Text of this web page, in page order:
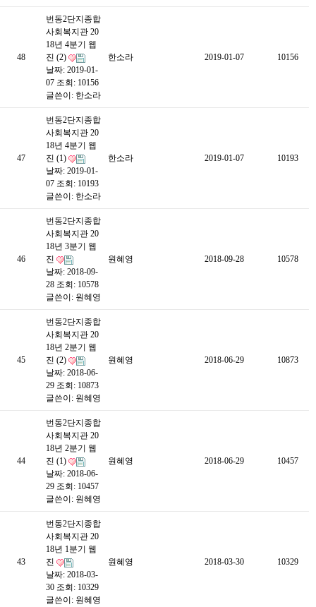
48
번동2단지종합
사회복지관 20
18년 4분기 웹
진 (2)
날짜: 2019-01-
07 조회: 10156
글쓴이: 한소라
한소라 2019-01-07 10156
47
번동2단지종합
사회복지관 20
18년 4분기 웹
진 (1)
날짜: 2019-01-
07 조회: 10193
글쓴이: 한소라
한소라 2019-01-07 10193
46
번동2단지종합
사회복지관 20
18년 3분기 웹
진
날짜: 2018-09-
28 조회: 10578
글쓴이: 원혜영
원혜영 2018-09-28 10578
45
번동2단지종합
사회복지관 20
18년 2분기 웹
진 (2)
날짜: 2018-06-
29 조회: 10873
글쓴이: 원혜영
원혜영 2018-06-29 10873
44
번동2단지종합
사회복지관 20
18년 2분기 웹
진 (1)
날짜: 2018-06-
29 조회: 10457
글쓴이: 원혜영
원혜영 2018-06-29 10457
43
번동2단지종합
사회복지관 20
18년 1분기 웹
진
날짜: 2018-03-
30 조회: 10329
글쓴이: 원혜영
원혜영 2018-03-30 10329